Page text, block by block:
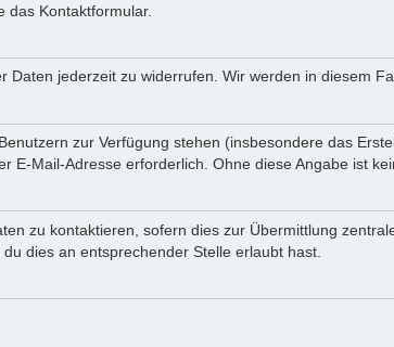
das Kontaktformular.
jederzeit zu widerrufen. Wir werden in diesem
zur Verfügung stehen (insbesondere das
Mail-Adresse erforderlich. Ohne diese Angabe ist
zu kontaktieren, sofern dies zur Übermittlung
dies an entsprechender Stelle erlaubt hast.